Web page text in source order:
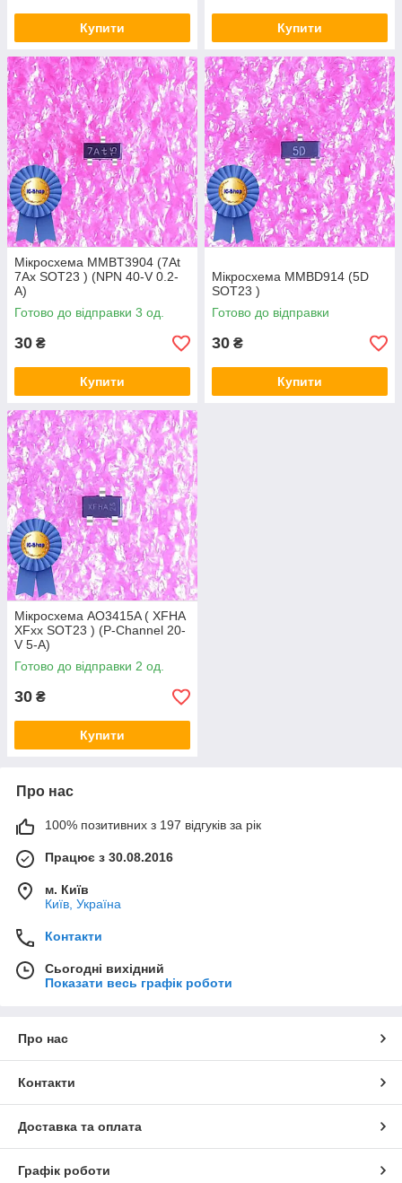
Купити Купити
Мікросхема MMBT3904 (7At
7Ax SOT23 ) (NPN 40-V 0.2-
A)
Готово до відправки 3 од.
30 ₴
Купити
Мікросхема MMBD914 (5D
SOT23 )
Готово до відправки
30 ₴
Купити
Мікросхема AO3415A ( XFHA
XFxx SOT23 ) (P-Channel 20-
V 5-A)
Готово до відправки 2 од.
30 ₴
Купити
Про нас
100% позитивних з 197 відгуків за рік
Працює з 30.08.2016
м. Київ
Київ, Україна
Контакти
Сьогодні вихідний
Показати весь графік роботи
Про нас
Контакти
Доставка та оплата
Графік роботи